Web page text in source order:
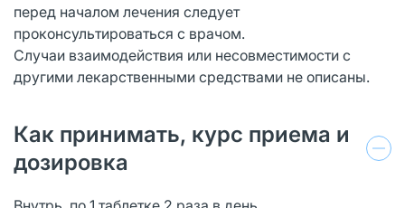
перед началом лечения следует
проконсультироваться с врачом.
Случаи взаимодействия или несовместимости с
другими лекарственными средствами не описаны.
Как принимать, курс приема и
дозировка